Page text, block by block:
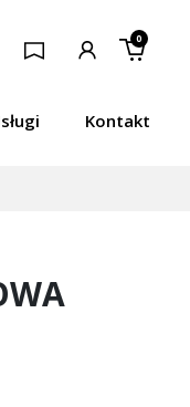
Kontakt
0